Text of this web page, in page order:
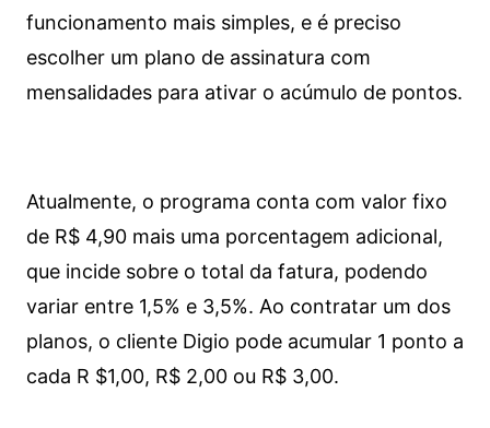
funcionamento mais simples, e é preciso
escolher um plano de assinatura com
mensalidades para ativar o acúmulo de pontos.
Atualmente, o programa conta com valor fixo
de R$ 4,90 mais uma porcentagem adicional,
que incide sobre o total da fatura, podendo
variar entre 1,5% e 3,5%. Ao contratar um dos
planos, o cliente Digio pode acumular 1 ponto a
cada R $1,00, R$ 2,00 ou R$ 3,00.